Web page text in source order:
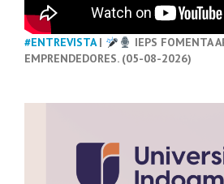
#ENTREVISTA|
IEPS FOMENTA
EMPRENDEDORES. (05-08-2026)